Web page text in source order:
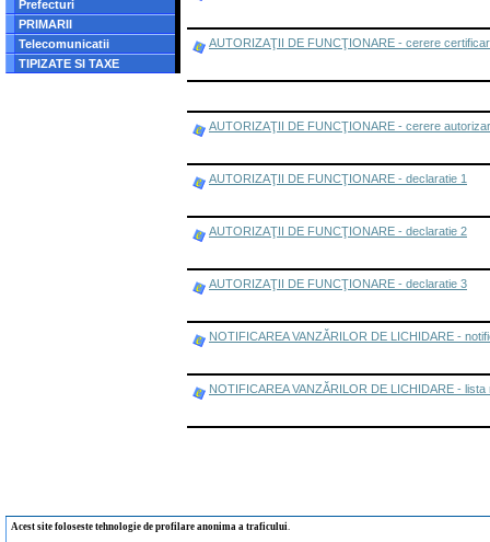
Prefecturi
PRIMARII
Telecomunicatii
TIPIZATE SI TAXE
AUTORIZAŢII DE FUNCŢIONARE - cerere
AUTORIZAŢII DE FUNCŢIONARE - cerere
AUTORIZAŢII DE FUNCŢIONARE - declaratie 1
AUTORIZAŢII DE FUNCŢIONARE - declaratie 2
AUTORIZAŢII DE FUNCŢIONARE - declaratie 3
NOTIFICAREA VANZĂRILOR DE LICHIDARE -
NOTIFICAREA VANZĂRILOR DE LICHIDARE - lista
Acest site foloseste tehnologie de profilare anonima a traficului.